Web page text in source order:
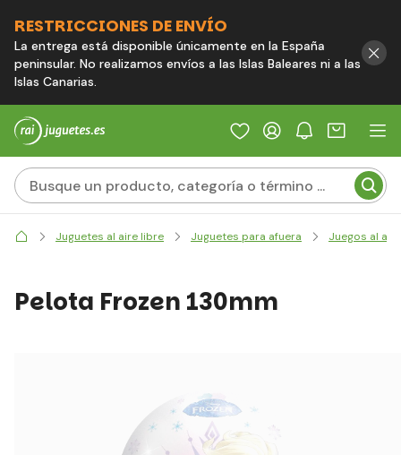
RESTRICCIONES DE ENVÍO
La entrega está disponible únicamente en la España
peninsular. No realizamos envíos a las Islas Baleares ni a las
Islas Canarias.
Juguetes al aire libre Juguetes para afuera Juegos al
Pelota Frozen 130mm